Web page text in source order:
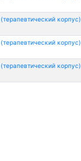
корпус)
корпус)
корпус)